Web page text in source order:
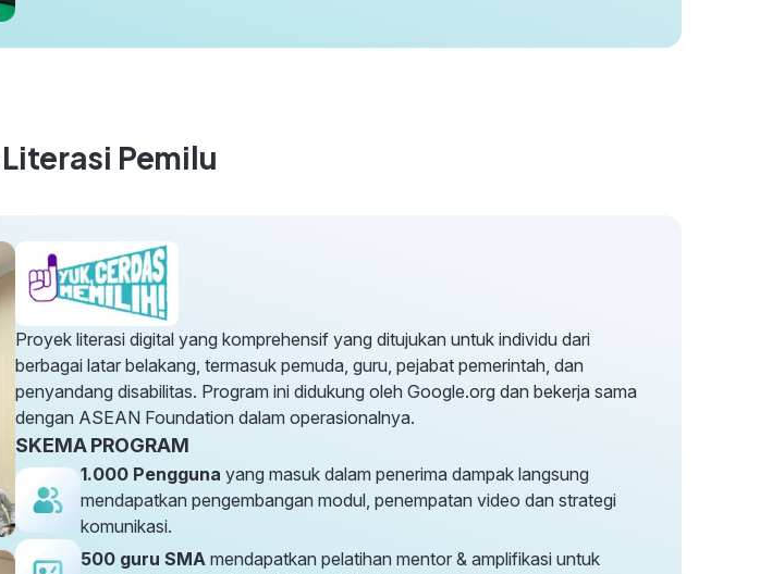
Pemilu
Proyek literasi digital yang komprehensif yang ditujukan untuk individu dari
berbagai latar belakang, termasuk pemuda, guru, pejabat pemerintah, dan
penyandang disabilitas. Program ini didukung oleh Google.org dan bekerja sama
dengan ASEAN Foundation dalam operasionalnya.
SKEMA PROGRAM
1.000 Pengguna yang masuk dalam penerima dampak langsung
mendapatkan pengembangan modul, penempatan video dan strategi
komunikasi.
500 guru SMA mendapatkan pelatihan mentor & amplifikasi untuk